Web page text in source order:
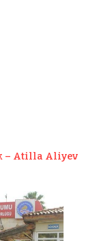
– Atilla Aliyev